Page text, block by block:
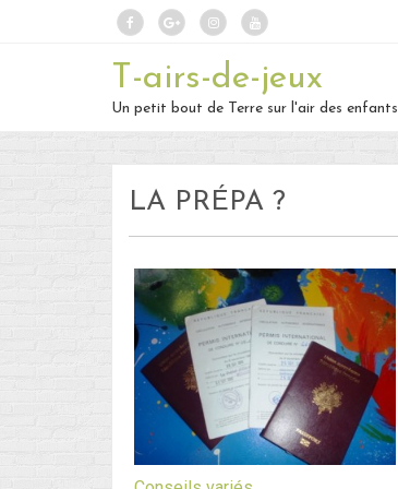
T-airs-de-jeux
Un petit bout de Terre sur l'air des enfants
LA PRÉPA ?